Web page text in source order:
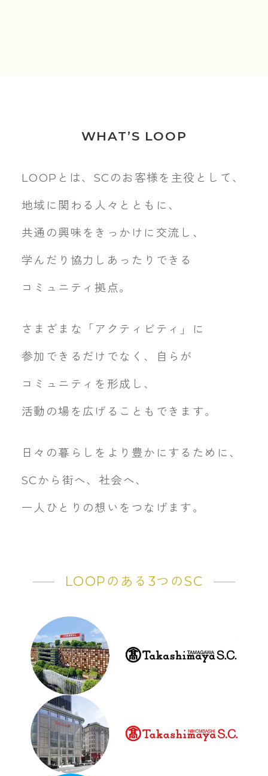
WHAT’S LOOP
LOOPとは、SCのお客様を主役として、
地域に関わる人々とともに、
共通の興味をきっかけに交流し、
学んだり協力しあったりできる
コミュニティ拠点。
さまざまな「アクティビティ」に
参加できるだけでなく、
自らが
コミュニティを形成し、
活動の場を広げることもできます。
日々の暮らしをより豊かにするために、
SCから街へ、社会へ、
一人ひとりの想いをつなげます。
LOOPのある3つのSC